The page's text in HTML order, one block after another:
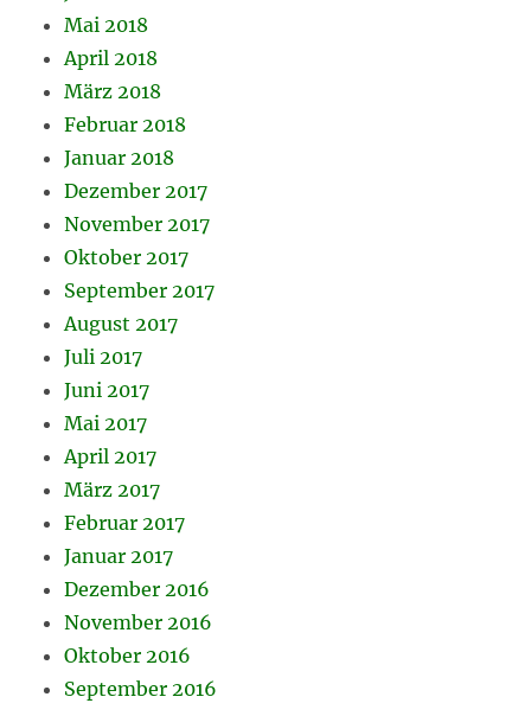
Mai 2018
April 2018
März 2018
Februar 2018
Januar 2018
Dezember 2017
November 2017
Oktober 2017
September 2017
August 2017
Juli 2017
Juni 2017
Mai 2017
April 2017
März 2017
Februar 2017
Januar 2017
Dezember 2016
November 2016
Oktober 2016
September 2016